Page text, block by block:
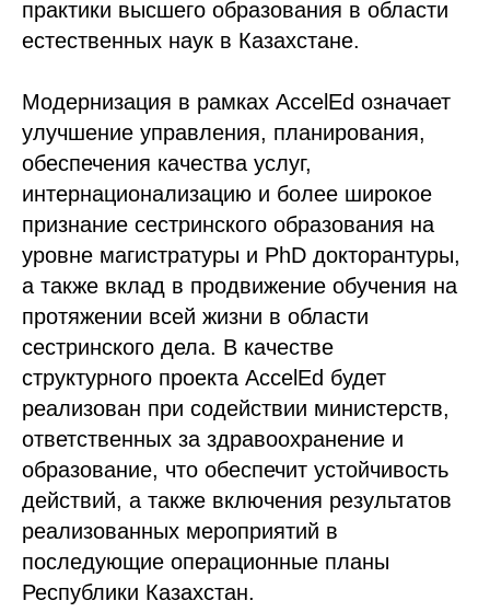
практики высшего образования в области
естественных наук в Казахстане.
Модернизация в рамках AccelEd означает
улучшение управления, планирования,
обеспечения качества услуг,
интернационализацию и более широкое
признание сестринского образования на
уровне магистратуры и PhD докторантуры,
а также вклад в продвижение обучения на
протяжении всей жизни в области
сестринского дела. В качестве
структурного проекта AccelEd будет
реализован при содействии министерств,
ответственных за здравоохранение и
образование, что обеспечит устойчивость
действий, а также включения результатов
реализованных мероприятий в
последующие операционные планы
Республики Казахстан.